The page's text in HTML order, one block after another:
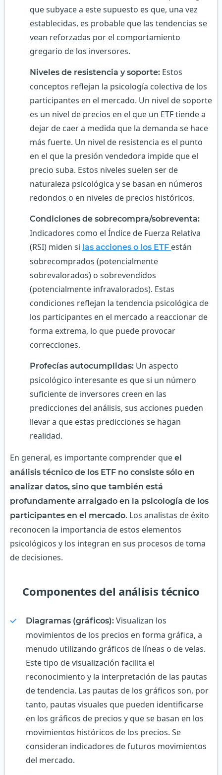
que subyace a este supuesto es que, una vez
establecidas, es probable que las tendencias se
vean reforzadas por el comportamiento
gregario de los inversores.
Niveles de resistencia y soporte: Estos
conceptos reflejan la psicología colectiva de los
participantes en el mercado. Un nivel de soporte
es un nivel de precios en el que un ETF tiende a
dejar de caer a medida que la demanda se hace
más fuerte. Un nivel de resistencia es el punto
en el que la presión vendedora impide que el
precio suba. Estos niveles suelen ser de
naturaleza psicológica y se basan en números
redondos o en niveles de precios históricos.
Condiciones de sobrecompra/sobreventa:
Indicadores como el Índice de Fuerza Relativa
(RSI) miden si las acciones o los ETF están
sobrecomprados (potencialmente
sobrevalorados) o sobrevendidos
(potencialmente infravalorados). Estas
condiciones reflejan la tendencia psicológica de
los participantes en el mercado a reaccionar de
forma extrema, lo que puede provocar
correcciones.
Profecías autocumplidas: Un aspecto
psicológico interesante es que si un número
suficiente de inversores creen en las
predicciones del análisis, sus acciones pueden
llevar a que estas predicciones se hagan
realidad.
En general, es importante comprender que el
análisis técnico de los ETF no consiste sólo en
analizar datos, sino que también está
profundamente arraigado en la psicología de los
participantes en el mercado. Los analistas de éxito
reconocen la importancia de estos elementos
psicológicos y los integran en sus procesos de toma
de decisiones.
Componentes del análisis técnico
Diagramas (gráficos): Visualizan los
movimientos de los precios en forma gráfica, a
menudo utilizando gráficos de líneas o de velas.
Este tipo de visualización facilita el
reconocimiento y la interpretación de las pautas
de tendencia. Las pautas de los gráficos son, por
tanto, pautas visuales que pueden identificarse
en los gráficos de precios y que se basan en los
movimientos históricos de los precios. Se
consideran indicadores de futuros movimientos
del mercado.